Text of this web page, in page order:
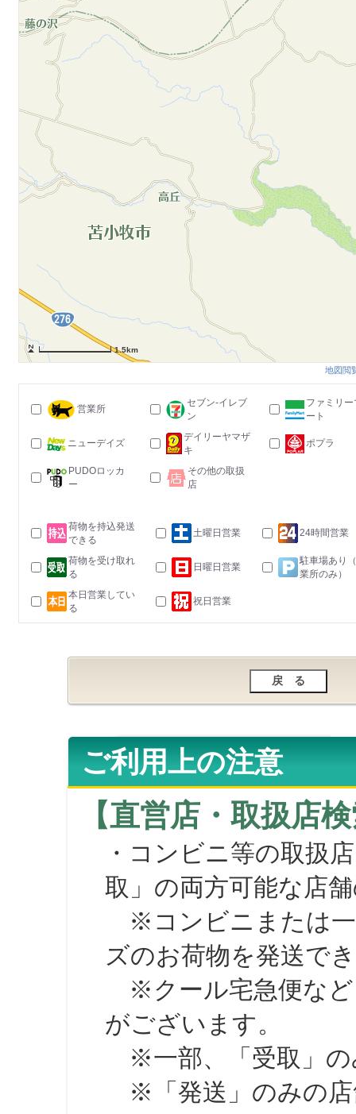
1.5km
地図閲
営業所
セブン-イレブ
ン
ファミリー
ート
ニューデイズ
デイリーヤマザ
キ
ポプラ
PUDOロッカ
ー
その他の取扱
店
荷物を持込発送
できる
土曜日営業 24時間営業
荷物を受け取れ
る
日曜日営業
駐車場あり
業所のみ）
本日営業してい
る
祝日営業
ご利用上の注意
【直営店・取扱店
・コンビニ等の取扱
取」の両方可能な店
※コンビニまたは一
ズのお荷物を発送で
※クール宅急便など
がございます。
※一部、「受取」の
※「発送」のみの店